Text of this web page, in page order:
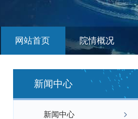
网站首页 院情概况
新闻中心
新闻中心